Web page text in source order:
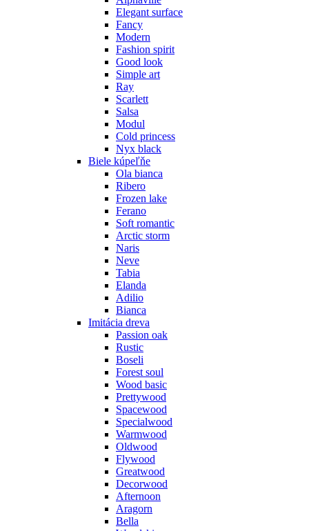
Elegant surface
Fancy
Modern
Fashion spirit
Good look
Simple art
Ray
Scarlett
Salsa
Modul
Cold princess
Nyx black
Biele kúpeľňe
Ola bianca
Ribero
Frozen lake
Ferano
Soft romantic
Arctic storm
Naris
Neve
Tabia
Elanda
Adilio
Bianca
Imitácia dreva
Passion oak
Rustic
Boseli
Forest soul
Wood basic
Prettywood
Spacewood
Specialwood
Warmwood
Oldwood
Flywood
Greatwood
Decorwood
Afternoon
Aragorn
Bella